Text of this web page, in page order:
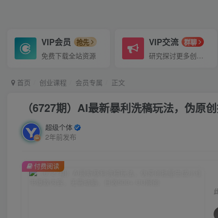
VIP会员 抢先
免费下载全站资源
VIP交流 群聊
研究探讨更多创业项目路子。
首页 创业课程 会员专属 正文
（6727期）AI最新暴利洗稿玩法，伪原
超级个体
2年前发布
付费阅读